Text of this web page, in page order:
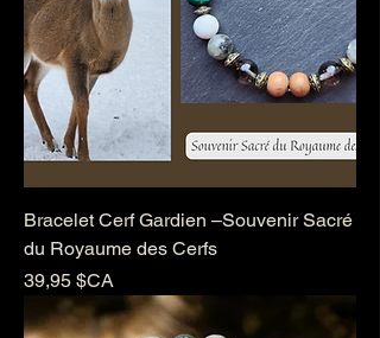
Bracelet Cerf Gardien –Souvenir Sacré
du Royaume des Cerfs
Prix
39,95 $CA